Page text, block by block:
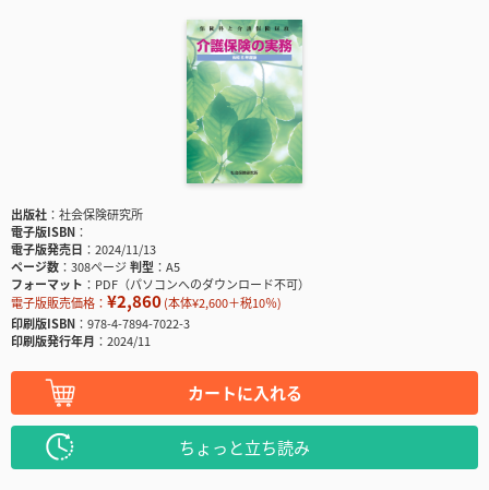
出版社
社会保険研究所
電子版ISBN
電子版発売日
2024/11/13
ページ数
308ページ判型
A5
フォーマット
PDF（パソコンへのダウンロード不可）
電子版販売価格： ¥2,860(本体¥2,600＋税10％)
印刷版ISBN
978-4-7894-7022-3
印刷版発行年月
2024/11
カートに入れる
ちょっと立ち読み